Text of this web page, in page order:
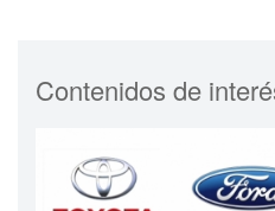
Contenidos de